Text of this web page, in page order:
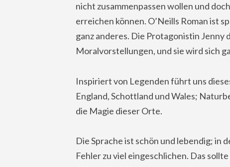
nicht zusammenpassen wollen und
erreichen können. O’Neills Roman ist
ganz anderes. Die Protagonistin Jenny
Moralvorstellungen, und sie wird sich
Inspiriert von Legenden führt uns
England, Schottland und Wales;
die Magie dieser Orte.
Die Sprache ist schön und lebendig; in
Fehler zu viel eingeschlichen. Das